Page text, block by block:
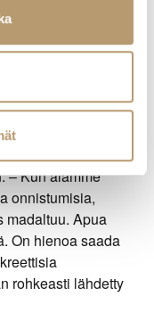
jaksamisesta
Jos ei tunne
olla aika harmaa.
voi kasvaa ja
uupuu. Ja kun
koko Suomi.
mutta samalla
– Kun alamme
onnistumisia,
madaltuu. Apua
On hienoa saada
rohkeasti lähdetty